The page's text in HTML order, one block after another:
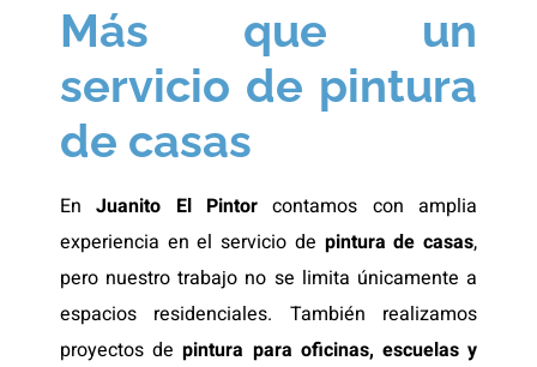
Más que un
servicio de pintura
de casas
EnJuanito El Pintor contamos con amplia
experiencia en el servicio de pintura de casas,
pero nuestro trabajo no se limita únicamente a
espacios residenciales. También realizamos
proyectos depintura para oficinas, escuelas y